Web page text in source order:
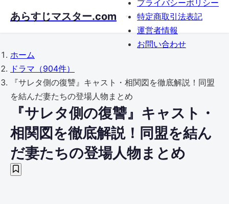
あらすじマスター.com
プライバシーポリシー
特定商取引法表記
運営者情報
お問い合わせ
ホーム
ドラマ （904件）
『サレタ側の復讐』キャスト・相関図を徹底解説！同盟
を結んだ妻たちの登場人物まとめ
『サレタ側の復讐』キャスト・
相関図を徹底解説！同盟を結ん
だ妻たちの登場人物まとめ